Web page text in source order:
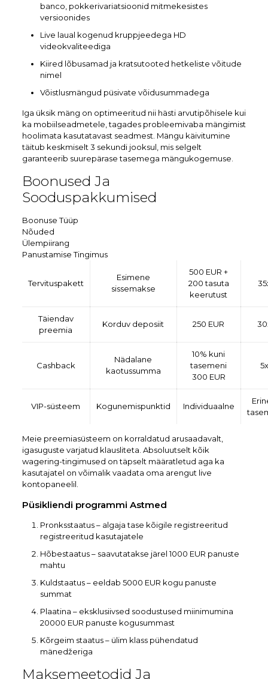
banco, pokkerivariatsioonid mitmekesistes
versioonides
Live laual kogenud kruppjeedega HD
videokvaliteediga
Kiired lõbusamad ja kratsutooted hetkeliste võitude
nimel
Võistlusmängud püsivate võidusummadega
Iga üksik mäng on optimeeritud nii hästi arvutipõhisele kui
ka mobiilseadmetele, tagades probleemivaba mängimist
hoolimata kasutatavast seadmest. Mängu käivitumine
täitub keskmiselt 3 sekundi jooksul, mis selgelt
garanteerib suurepärase tasemega mängukogemuse.
Boonused Ja
Sooduspakkumised
Boonuse Tüüp
Nõuded
Ülempiirang
Panustamise Tingimus
Tervituspakett
Esimene
sissemakse
500 EUR +
200 tasuta
keerutust
Täiendav
preemia
Korduv deposiit 250 EUR
Cashback
Nädalane
kaotussumma
10% kuni
tasemeni
300 EUR
5x
VIP-süsteem Kogunemispunktid Individuaalne
Meie preemiasüsteem on korraldatud arusaadavalt,
igasuguste varjatud klausliteta. Absoluutselt kõik
wagering-tingimused on täpselt määratletud aga ka
kasutajatel on võimalik vaadata oma arengut live
kontopaneelil.
Püsikliendi programmi Astmed
Pronksstaatus – algaja tase kõigile registreeritud
registreeritud kasutajatele
Hõbestaatus – saavutatakse järel 1000 EUR panuste
mahtu
Kuldstaatus – eeldab 5000 EUR kogu panuste
summat
Plaatina – eksklusiivsed soodustused miinimumina
20000 EUR panuste kogusummast
Kõrgeim staatus – ülim klass pühendatud
mänedžeriga
Maksemeetodid Ja